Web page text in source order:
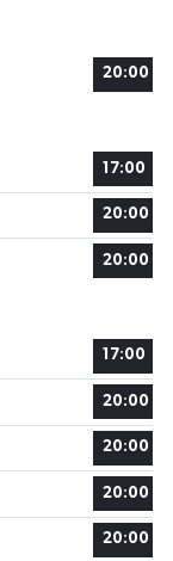
20:00
17:00
20:00
20:00
17:00
20:00
20:00
20:00
20:00